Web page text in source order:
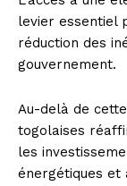
levier essentiel
réduction des
gouvernement.
Au-delà de
togolaises
les
énergétiques et